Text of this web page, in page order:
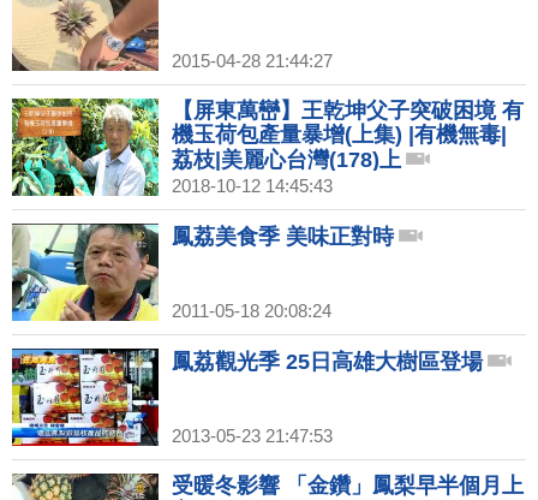
2015-04-28 21:44:27
【屏東萬巒】王乾坤父子突破困境 有
機玉荷包產量暴增(上集) |有機無毒|
荔枝|美麗心台灣(178)上
2018-10-12 14:45:43
鳳荔美食季 美味正對時
2011-05-18 20:08:24
鳳荔觀光季 25日高雄大樹區登場
2013-05-23 21:47:53
受暖冬影響 「金鑽」鳳梨早半個月上